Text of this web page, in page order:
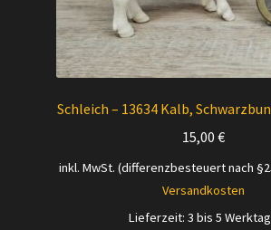
Schleich – 13634 Kalb,
15,00 €
inkl. MwSt. (differenzbesteuert nach
Versandkosten
Lieferzeit: 3 bis 5